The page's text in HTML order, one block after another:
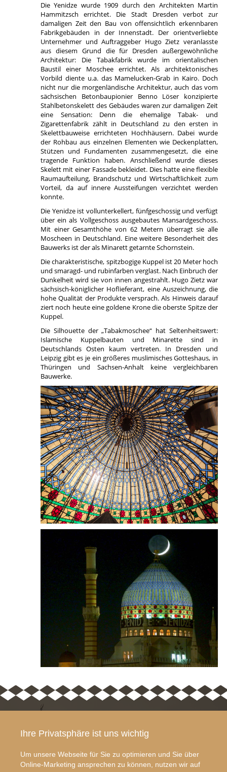
Die Yenidze wurde 1909 durch den Architekten Martin
Hammitzsch errichtet. Die Stadt Dresden verbot zur
damaligen Zeit den Bau von offensichtlich erkennbaren
Fabrikgebäuden in der Innenstadt. Der orientverliebte
Unternehmer und Auftraggeber Hugo Zietz veranlasste
aus diesem Grund die für Dresden außergewöhnliche
Architektur: Die Tabakfabrik wurde im orientalischen
Baustil einer Moschee errichtet. Als architektonisches
Vorbild diente u.a. das Mamelucken-Grab in Kairo. Doch
nicht nur die morgenländische Architektur, auch das vom
sächsischen Betonbaupionier Benno Löser konzipierte
Stahlbetonskelett des Gebäudes waren zur damaligen Zeit
eine Sensation: Denn die ehemalige Tabak- und
Zigarettenfabrik zählt in Deutschland zu den ersten in
Skelettbauweise errichteten Hochhäusern. Dabei wurde
der Rohbau aus einzelnen Elementen wie Deckenplatten,
Stützen und Fundamenten zusammengesetzt, die eine
tragende Funktion haben. Anschließend wurde dieses
Skelett mit einer Fassade bekleidet. Dies hatte eine flexible
Raumaufteilung, Brandschutz und Wirtschaftlichkeit zum
Vorteil, da auf innere Aussteifungen verzichtet werden
konnte.
Die Yenidze ist vollunterkellert, fünfgeschossig und verfügt
über ein als Vollgeschoss ausgebautes Mansardgeschoss.
Mit einer Gesamthöhe von 62 Metern überragt sie alle
Moscheen in Deutschland. Eine weitere Besonderheit des
Bauwerks ist der als Minarett getarnte Schornstein.
Die charakteristische, spitzbogige Kuppel ist 20 Meter hoch
und smaragd- und rubinfarben verglast. Nach Einbruch der
Dunkelheit wird sie von innen angestrahlt. Hugo Zietz war
sächsisch-königlicher Hoflieferant, eine Auszeichnung, die
hohe Qualität der Produkte versprach. Als Hinweis darauf
ziert noch heute eine goldene Krone die oberste Spitze der
Kuppel.
Die Silhouette der „Tabakmoschee“ hat Seltenheitswert:
Islamische Kuppelbauten und Minarette sind in
Deutschlands Osten kaum vertreten. In Dresden und
Leipzig gibt es je ein größeres muslimisches Gotteshaus, in
Thüringen und Sachsen-Anhalt keine vergleichbaren
Bauwerke.
ÜBER DIE YENIDZE
ehemalige
Zigarettenfabrik in
ANFAHRT
Weißeritzstraße 3
01067 Dresden
Ihre Privatsphäre ist uns wichtig
Um unsere Webseite für Sie zu optimieren und Sie über
Online-Marketing ansprechen zu können, nutzen wir auf